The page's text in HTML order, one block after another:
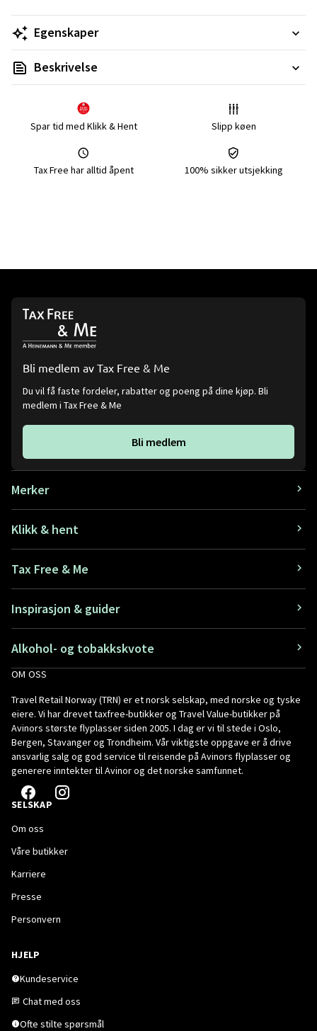
Egenskaper
Beskrivelse
Spar tid med Klikk & Hent Slipp køen
Tax Free har alltid åpent 100% sikker utsjekking
Bli medlem av Tax Free & Me
Du vil få faste fordeler, rabatter og poeng på dine kjøp. Bli
medlem i Tax Free & Me
Bli medlem
Merker
Klikk & hent
Tax Free & Me
Inspirasjon & guider
Alkohol- og tobakkskvote
OM OSS
Travel Retail Norway (TRN) er et norsk selskap, med norske og tyske
eiere. Vi har drevet taxfree-butikker og Travel Value-butikker på
Avinors største flyplasser siden 2005. I dag er vi til stede i Oslo,
Bergen, Stavanger og Trondheim. Vår viktigste oppgave er å drive
ansvarlig salg og god service til reisende på Avinors flyplasser og
generere inntekter til Avinor og det norske samfunnet.
SELSKAP
Om oss
Våre butikker
Karriere
Presse
Personvern
HJELP
Kundeservice
Chat med oss
Ofte stilte spørsmål